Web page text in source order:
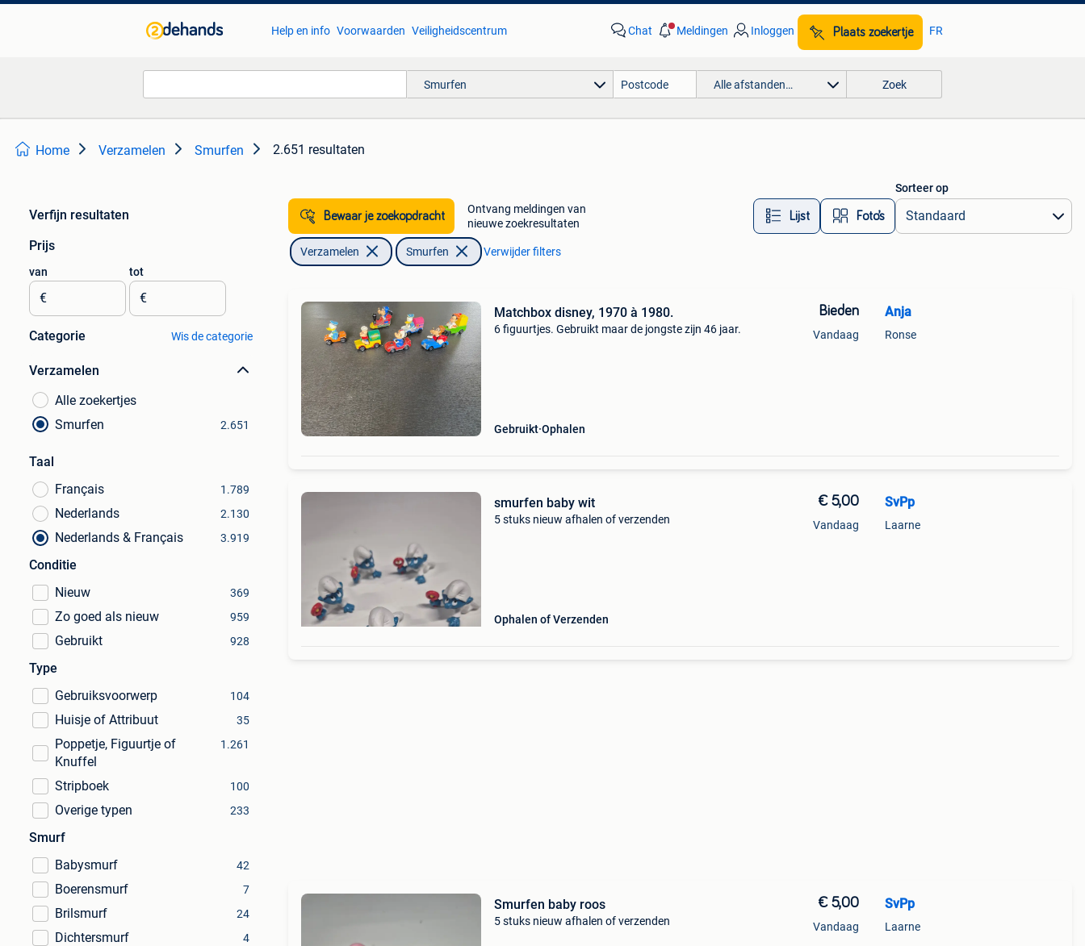
Help en info Voorwaarden Veiligheidscentrum Chat Meldingen Inloggen Plaats zoekertje FR
Smurfen Alle afstanden… Zoek
Home Verzamelen Smurfen 2.651 resultaten
Verfijn resultaten
Prijs
van
€
tot
€
Categorie Wis de categorie
Verzamelen
Alle zoekertjes
Smurfen
2.651
Taal
Français
1.789
Nederlands 2.130
Nederlands & Français 3.919
Conditie
Nieuw
369
Zo goed als nieuw 959
Gebruikt 928
Type
Gebruiksvoorwerp
104
Huisje of Attribuut 35
Poppetje, Figuurtje of
Knuffel
1.261
Stripboek 100
Overige typen 233
Smurf
Babysmurf
42
Boerensmurf 7
Brilsmurf 24
Dichtersmurf 4
Bewaar je zoekopdracht
Ontvang meldingen van
nieuwe zoekresultaten
Lijst Foto’s
Sorteer op
Verzamelen Smurfen Verwijder filters
Matchbox disney, 1970 à 1980.
6 figuurtjes. Gebruikt maar de jongste zijn 46 jaar.
Gebruikt Ophalen
Bieden
Vandaag
Anja
Ronse
smurfen baby wit
5 stuks nieuw afhalen of verzenden
Ophalen of Verzenden
€ 5,00
Vandaag
SvPp
Laarne
Smurfen baby roos
5 stuks nieuw afhalen of verzenden
€ 5,00
Vandaag
SvPp
Laarne